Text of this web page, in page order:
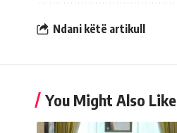
Ndani këtë artikull
You Might Also Like